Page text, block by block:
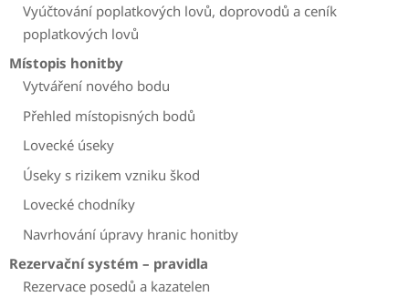
Vyúčtování poplatkových lovů, doprovodů a ceník
poplatkových lovů
Místopis honitby
Vytváření nového bodu
Přehled místopisných bodů
Lovecké úseky
Úseky s rizikem vzniku škod
Lovecké chodníky
Navrhování úpravy hranic honitby
Rezervační systém – pravidla
Rezervace posedů a kazatelen